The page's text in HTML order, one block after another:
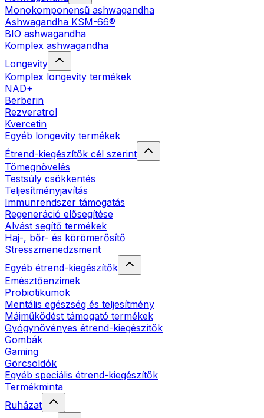
Monokomponensű ashwagandha
Ashwagandha KSM-66®
BIO ashwagandha
Komplex ashwagandha
Longevity
Komplex longevity termékek
NAD+
Berberin
Rezveratrol
Kvercetin
Egyéb longevity termékek
Étrend-kiegészítők cél szerint
Tömegnövelés
Testsúly csökkentés
Teljesítményjavítás
Immunrendszer támogatás
Regeneráció elősegítése
Alvást segítő termékek
Haj-, bőr- és körömerősítő
Stresszmenedzsment
Egyéb étrend-kiegészítők
Emésztőenzimek
Probiotikumok
Mentális egészség és teljesítmény
Májműködést támogató termékek
Gyógynövényes étrend-kiegészítők
Gombák
Gaming
Görcsoldók
Egyéb speciális étrend-kiegészítők
Termékminta
Ruházat